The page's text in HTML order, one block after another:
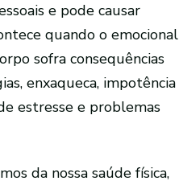
e pode causar
quando o emocional
sofra consequências
enxaqueca, impotência
estresse e problemas
da nossa saúde física,